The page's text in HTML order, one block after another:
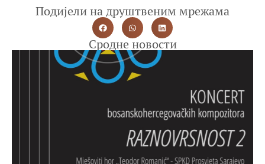
Подијели на друштвеним мрежама
Сродне новости